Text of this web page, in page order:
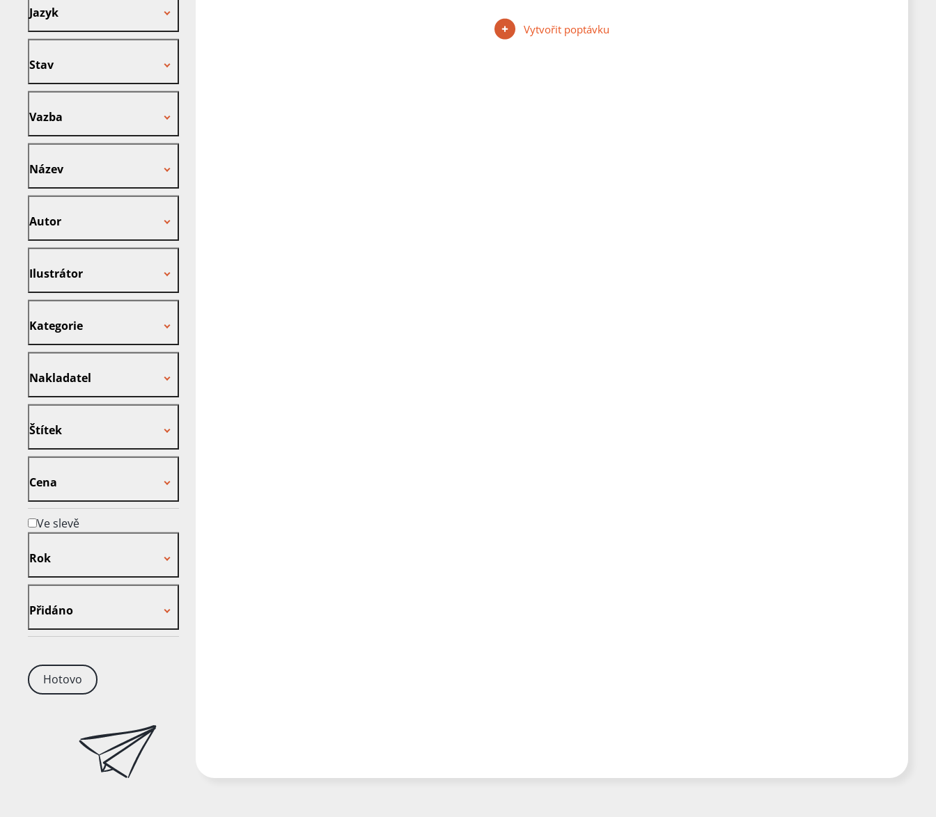
Jazyk
Stav
Vazba
Název
Autor
Ilustrátor
Kategorie
Nakladatel
Štítek
Cena
Ve slevě
Rok
Přidáno
Hotovo
Vytvořit poptávku